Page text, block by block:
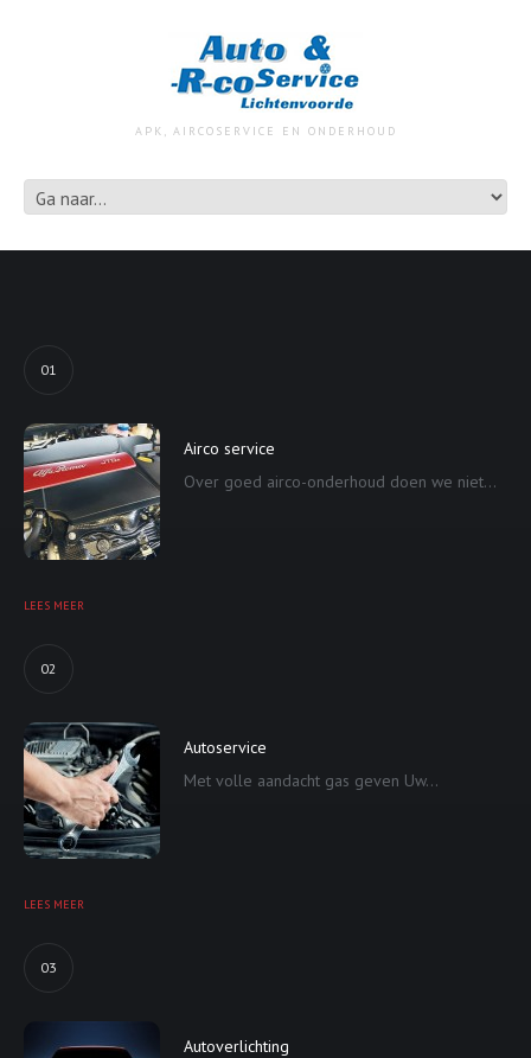
APK, AIRCOSERVICE EN ONDERHOUD
01
Airco service
Over goed airco-onderhoud doen we niet...
LEES MEER
02
Autoservice
Met volle aandacht gas geven Uw...
LEES MEER
03
Autoverlichting